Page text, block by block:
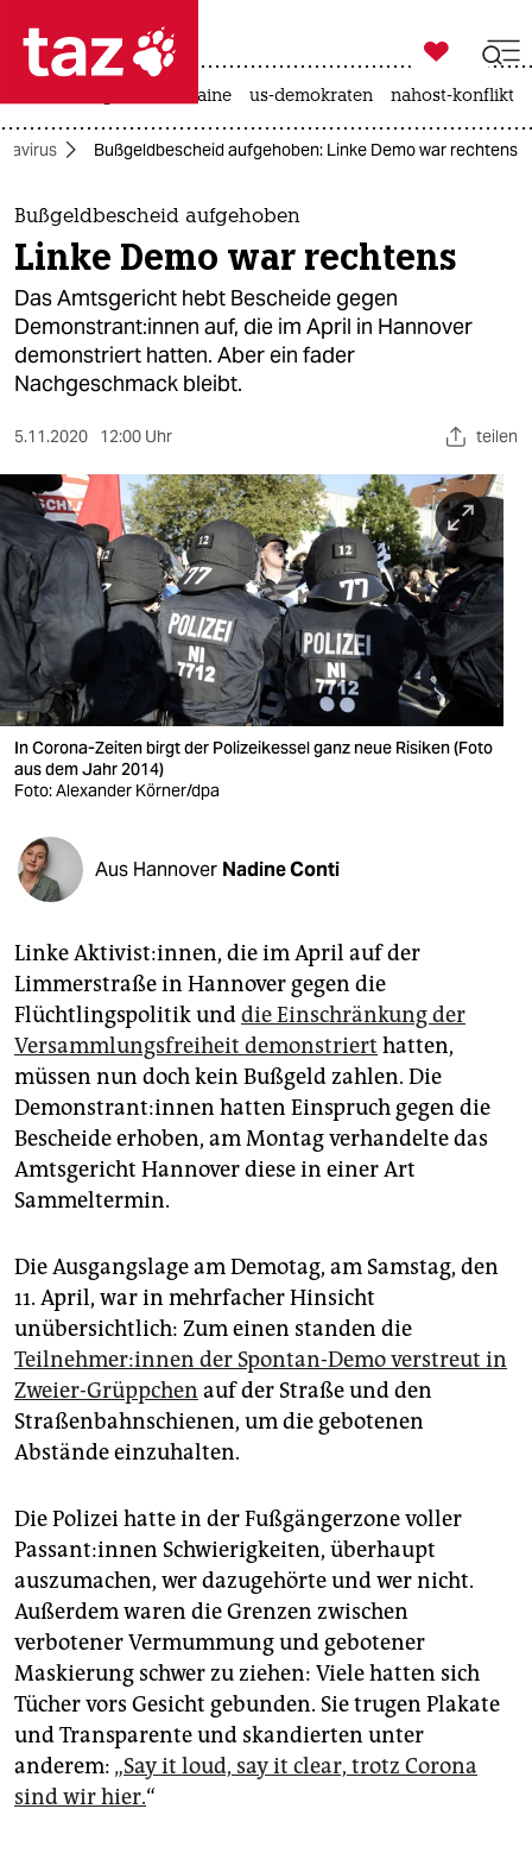
 taz zahl ich
taz zahl ich
themen
politik
öko
gesellschaft
kultur
sport
berlin
nord
wahrheit
verlag
verlag
veranstaltungen
shop
fragen & hilfe
abo
genossenschaft
epaper login

taz zahl ich
krieg in der ukraine us-demokraten nahost-konflikt
Bußgeldbescheid aufgehoben: Linke Demo war rechtens
Bußgeldbescheid aufgehoben
Linke Demo war rechtens
Das Amtsgericht hebt Bescheide gegen
Demonstrant:innen auf, die im April in Hannover
demonstriert hatten. Aber ein fader
Nachgeschmack bleibt.
5.11.2020 12:00 Uhr teilen
In Corona-Zeiten birgt der Polizeikessel ganz neue Risiken (Foto
aus dem Jahr 2014)
Foto: Alexander Körner/dpa
Aus Hannover Nadine Conti
Linke Aktivist:innen, die im April auf der
Limmerstraße in Hannover gegen die
Flüchtlingspolitik unddie Einschränkung der
Versammlungsfreiheit demonstriert hatten,
müssen nun doch kein Bußgeld zahlen. Die
Demonstrant:innen hatten Einspruch gegen die
Bescheide erhoben, am Montag verhandelte das
Amtsgericht Hannover diese in einer Art
Sammeltermin.
Die Ausgangslage am Demotag, am Samstag, den
11. April, war in mehrfacher Hinsicht
unübersichtlich: Zum einen standen die
Teilnehmer:innen der Spontan-Demo verstreut in
Zweier-Grüppchen auf der Straße und den
Straßenbahnschienen, um die gebotenen
Abstände einzuhalten.
Die Polizei hatte in der Fußgängerzone voller
Passant:innen Schwierigkeiten, überhaupt
auszumachen, wer dazugehörte und wer nicht.
Außerdem waren die Grenzen zwischen
verbotener Vermummung und gebotener
Maskierung schwer zu ziehen: Viele hatten sich
Tücher vors Gesicht gebunden. Sie trugen Plakate
und Transparente und skandierten unter
anderem: „Say it loud, say it clear, trotz Corona
sind wir hier.“